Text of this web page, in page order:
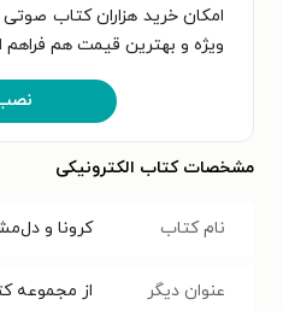
امکان خرید هزاران کتاب
ویژه و بهترین قیمت هم
مشخصات کتاب الکترونیکی
نام کتاب کرونا و
عنوان دیگر از مجموعه